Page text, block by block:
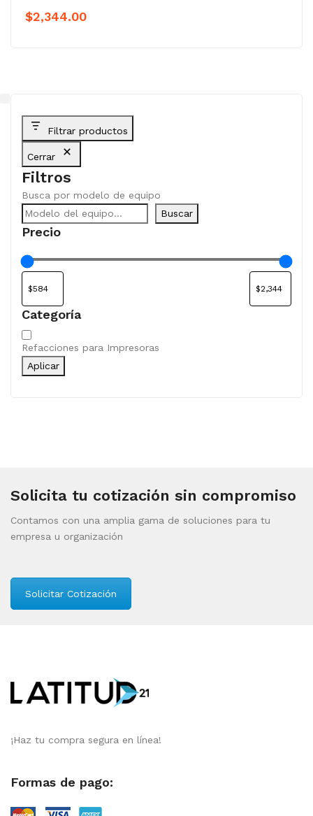
$2,344.00
Filtrar productos
Cerrar
Filtros
Busca por modelo de equipo
Buscar
Precio
Categoría
Categoría
Refacciones para Impresoras
Aplicar
Solicita tu cotización sin compromiso
Contamos con una amplia gama de soluciones para tu
empresa u organización
Solicitar Cotización
¡Haz tu compra segura en línea!
Formas de pago: